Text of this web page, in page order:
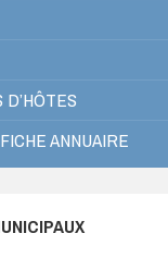
ANNUAIRE